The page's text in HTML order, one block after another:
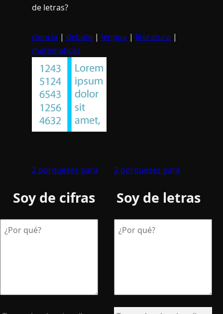
de letras?
ciencia | debate | lengua | literatura |
matematicas
2 porqueses para
Soy de cifras
2 porqueses para
Soy de letras